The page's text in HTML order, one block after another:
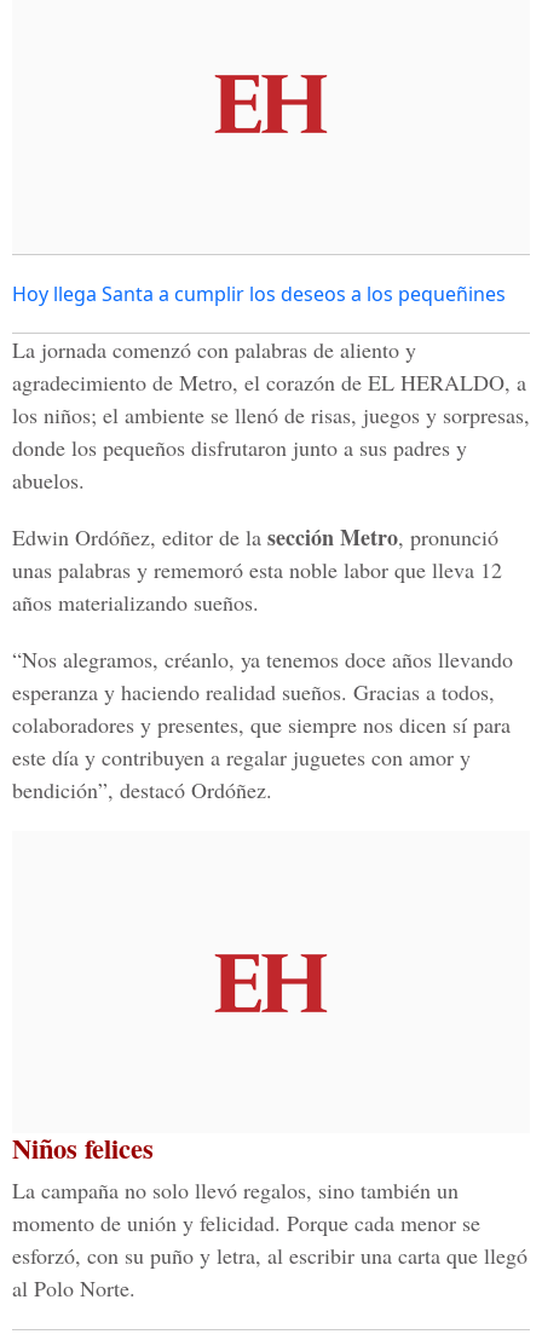
Hoy llega Santa a cumplir los deseos a los pequeñines
La jornada comenzó con palabras de aliento y
agradecimiento de Metro, el corazón de EL HERALDO, a
los niños; el ambiente se llenó de risas, juegos y sorpresas,
donde los pequeños disfrutaron junto a sus padres y
abuelos.
Edwin Ordóñez, editor de la sección Metro, pronunció
unas palabras y rememoró esta noble labor que lleva 12
años materializando sueños.
“Nos alegramos, créanlo, ya tenemos doce años llevando
esperanza y haciendo realidad sueños. Gracias a todos,
colaboradores y presentes, que siempre nos dicen sí para
este día y contribuyen a regalar juguetes con amor y
bendición”, destacó Ordóñez.
Niños felices
La campaña no solo llevó regalos, sino también un
momento de unión y felicidad. Porque cada menor se
esforzó, con su puño y letra, al escribir una carta que llegó
al Polo Norte.